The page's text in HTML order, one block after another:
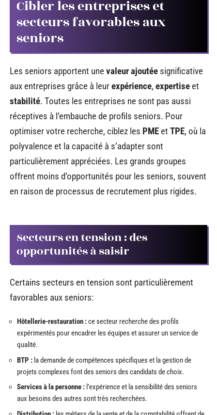
Cibler les entreprises et
secteurs favorables aux
seniors
Les seniors apportent unevaleur ajoutée significative
aux entreprises grâce à leurexpérience, expertise et
stabilité. Toutes les entreprises ne sont pas aussi
réceptives à l’embauche de profils seniors. Pour
optimiser votre recherche, ciblez les PME et TPE, où la
polyvalence et la capacité à s’adapter sont
particulièrement appréciées. Les grands groupes
offrent moins d’opportunités pour les seniors, souvent
en raison de processus de recrutement plus rigides.
Secteurs en tension : des
opportunités à saisir
Certains secteurs en tension sont particulièrement
favorables aux seniors:
Hôtellerie-restauration :ce secteur recherche des profils
expérimentés pour encadrer les équipes et assurer un service de
qualité.
BTP : la demande de compétences spécifiques et la gestion de
projets complexes font des seniors des candidats de choix.
Services à la personne : l’expérience et la sensibilité des seniors
aux besoins des autres sont très recherchées.